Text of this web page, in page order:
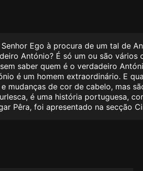
Ego à procura de um tal de
António? É só um ou são
saber quem é o verdadeiro
é um homem extraordinário. E
mudanças de cor de cabelo, mas
é uma história portuguesa,
Pêra, foi apresentado na secção